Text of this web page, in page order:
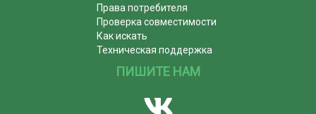
Права потребителя
Проверка совместимости
Как искать
Техническая поддержка
ПИШИТЕ НАМ